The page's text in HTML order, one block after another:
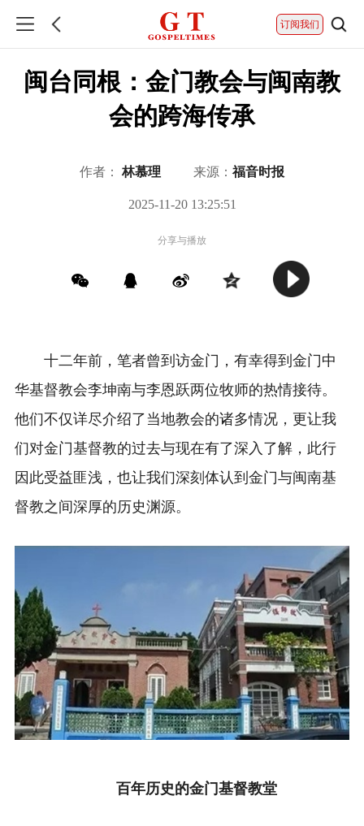
订阅我们
闽台同根：金门教会与闽南教
会的跨海传承
作者：林慕理 来源： 福音时报
2025-11-20 13:25:51
分享与播放
十二年前，笔者曾到访金门，有幸得到金门中
华基督教会李坤南与李恩跃两位牧师的热情接待。
他们不仅详尽介绍了当地教会的诸多情况，更让我
们对金门基督教的过去与现在有了深入了解，此行
因此受益匪浅，也让我们深刻体认到金门与闽南基
督教之间深厚的历史渊源。
百年历史的金门基督教堂